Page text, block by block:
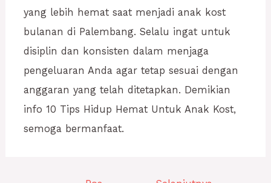
yang lebih hemat saat menjadi anak kost
bulanan di Palembang. Selalu ingat untuk
disiplin dan konsisten dalam menjaga
pengeluaran Anda agar tetap sesuai dengan
anggaran yang telah ditetapkan. Demikian
info 10 Tips Hidup Hemat Untuk Anak Kost,
semoga bermanfaat.